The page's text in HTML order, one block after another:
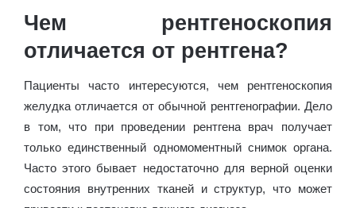
Чем рентгеноскопия
отличается от рентгена?
Пациенты часто интересуются, чем рентгеноскопия
желудка отличается от обычной рентгенографии. Дело
в том, что при проведении рентгена врач получает
только единственный одномоментный снимок органа.
Часто этого бывает недостаточно для верной оценки
состояния внутренних тканей и структур, что может